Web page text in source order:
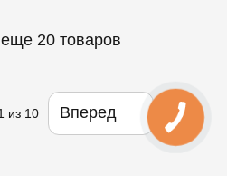
20 товаров
из 10 Вперед